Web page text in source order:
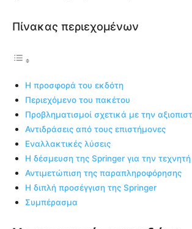
Πίνακας περιεχομένων
Η προσφορά του εκδότη
Περιεχόμενο του πακέτου
Προβληματισμοί σχετικά με την
Αντιδράσεις από τους επιστήμονες
Εναλλακτικές λύσεις
Η δέσμευση της Springer για την
Αντιμετώπιση της παραπληροφόρησης
Η διπλή προσέγγιση της Springer
Συμπέρασμα